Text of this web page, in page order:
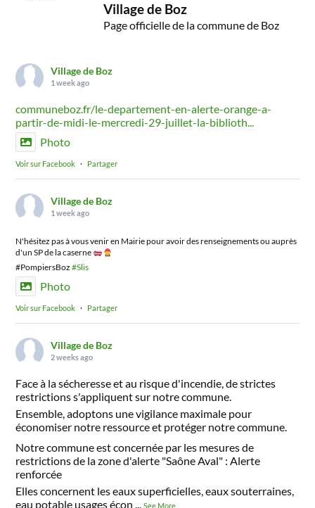
Village de Boz
Page officielle de la commune de Boz
Village de Boz
1 week ago
communeboz.fr/le-departement-en-alerte-orange-a-
partir-de-midi-le-mercredi-29-juillet-la-biblioth...
Photo
Voir sur Facebook · Partager
Village de Boz
1 week ago
N'hésitez pas à vous venir en Mairie pour avoir des renseignements ou auprès
d'un SP de la caserne
#PompiersBoz#Slis
Photo
Voir sur Facebook · Partager
Village de Boz
2 weeks ago
Face à la sécheresse et au risque d'incendie, de strictes
restrictions s'appliquent sur notre commune.
Ensemble, adoptons une vigilance maximale pour
économiser notre ressource et protéger notre commune.
Notre commune est concernée par les mesures de
restrictions de la zone d'alerte "Saône Aval" : Alerte
renforcée
Elles concernent les eaux superficielles, eaux souterraines,
eau potable usages écon ...See More